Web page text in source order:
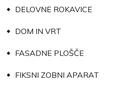
DELOVNE ROKAVICE
DOM IN VRT
FASADNE PLOŠČE
FIKSNI ZOBNI APARAT